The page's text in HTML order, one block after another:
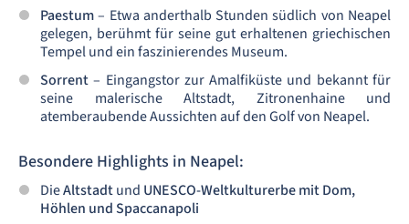
Paestum– Etwa anderthalb Stunden südlich von Neapel
gelegen, berühmt für seine gut erhaltenen griechischen
Tempel und ein faszinierendes Museum.
Sorrent – Eingangstor zur Amalfiküste und bekannt für
seine malerische Altstadt, Zitronenhaine und
atemberaubende Aussichten auf den Golf von Neapel.
Besondere Highlights in Neapel:
DieAltstadtund UNESCO-Weltkulturerbe mit Dom,
Höhlen und Spaccanapoli